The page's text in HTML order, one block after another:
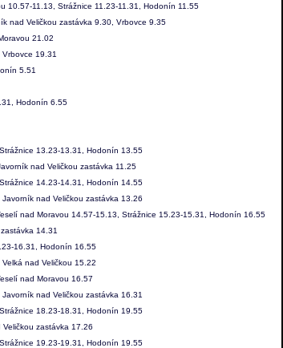
10.57-11.13, Strážnice 11.23-11.31, Hodonín 11.55
nad Veličkou zastávka 9.30, Vrbovce 9.35
21.02
19.31
5.51
Hodonín 6.55
13.23-13.31, Hodonín 13.55
nad Veličkou zastávka 11.25
14.23-14.31, Hodonín 14.55
nad Veličkou zastávka 13.26
nad Moravou 14.57-15.13, Strážnice 15.23-15.31, Hodonín 16.55
14.31
16.31, Hodonín 16.55
nad Veličkou 15.22
nad Moravou 16.57
nad Veličkou zastávka 16.31
18.23-18.31, Hodonín 19.55
zastávka 17.26
19.23-19.31, Hodonín 19.55